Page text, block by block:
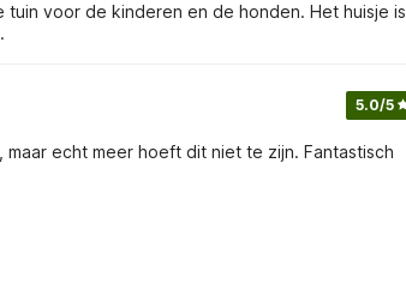
voor de kinderen en de honden. Het huisje is
5.0/5